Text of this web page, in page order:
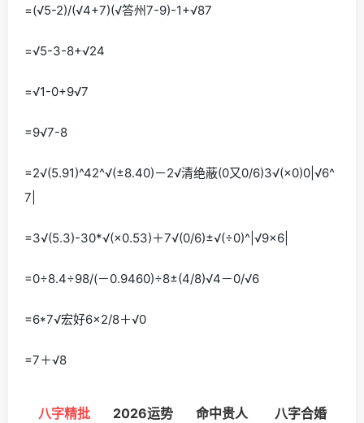
=(√5-2)/(√4+7)(√答州7-9)-1+√87
=√5-3-8+√24
=√1-0+9√7
=9√7-8
=2√(5.91)^42^√(±8.40)－2√清绝蔽(0又0/6)3√(×0)0|√6^
7|
=3√(5.3)-30*√(×0.53)＋7√(0/6)±√(÷0)^|√9×6|
=0÷8.4÷98/(－0.9460)÷8±(4/8)√4－0/√6
=6*7√宏好6×2/8＋√0
=7＋√8
八字精批 2026运势 命中贵人 八字合婚